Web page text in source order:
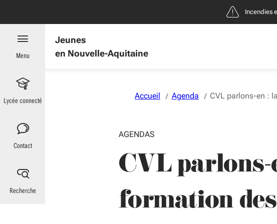
Jeunes
en Nouvelle-Aquitaine
Menu
Lycée connecté
Contact
Recherche
Accueil Agenda CVL parlons-en :
AGENDAS
CVL parlons-
formation